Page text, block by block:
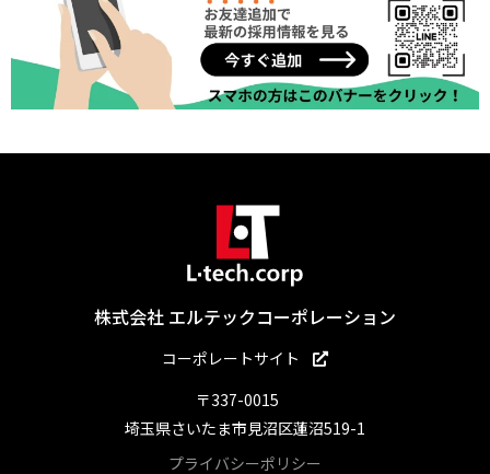
株式会社 エルテックコーポレーション
コーポレートサイト
〒337-0015
埼玉県さいたま市見沼区蓮沼519-1
プライバシーポリシー